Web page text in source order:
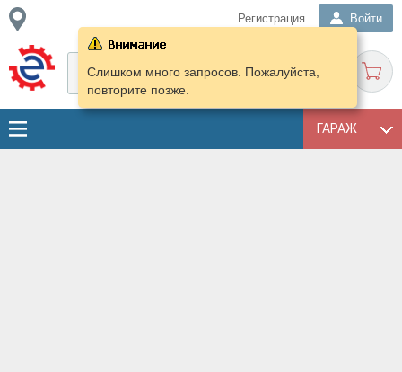
Регистрация Войти
ГАРАЖ
Слишком много запросов. Пожалуйста,
повторите позже.